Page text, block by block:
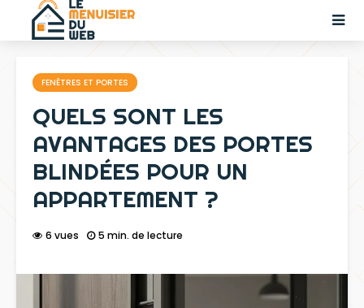
FENÊTRES ET PORTES
QUELS SONT LES
AVANTAGES DES PORTES
BLINDÉES POUR UN
APPARTEMENT ?
6 vues 5 min. de lecture